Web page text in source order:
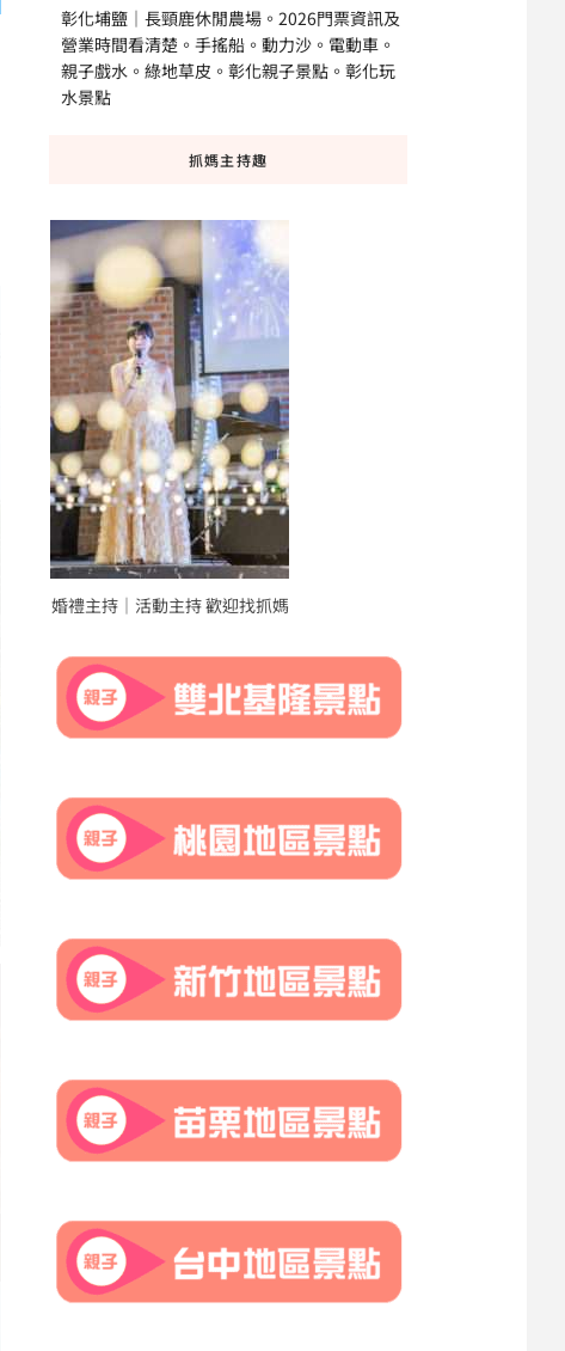
彰化埔鹽｜長頸鹿休閒農場。2026門票資訊及
營業時間看清楚。手搖船。動力沙。電動車。
親子戲水。綠地草皮。彰化親子景點。彰化玩
水景點
抓媽主持趣
婚禮主持｜活動主持 歡迎找抓媽